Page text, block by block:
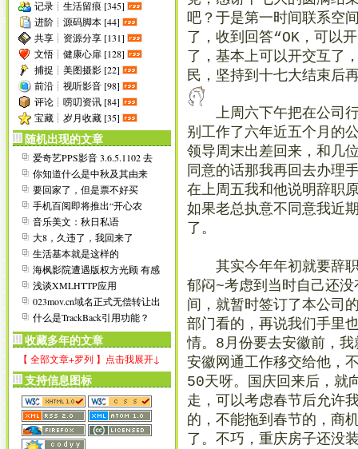
吧？于是第一时间联系空
了，收到回答“OK，可以
了，基本上可以开交互了
民，坚持到十七大结束后
上周六下午把在公司行
别工作了六年近五个月的
领导周末出差回来，和几
同意的话那我再回去办理
在上周五我和他说明辞职
如果老总执意不同意我近
了。
其实今年年初就要辞职
郁闷~考虑到当时自己还
间，就暂时签订了本公司
部门看的，再说我们手里
情。8月份要去安徽前，
安徽网通工作移交给他，
50天呀。国庆回来后，就
走，可以考虑春节后允许
的，不能拖到春节的，商
了。不巧，重庆房子还没
记录┊生活留痕 [345]
进阶┊源码脚本 [44]
共享┊资源分享 [131]
文悟┊健康心扉 [128]
捕捉┊美图摄影 [22]
前沿┊视听影音 [98]
评论┊唠叨资讯 [84]
宝藏┊岁月收藏 [35]
随机出现的文章
爱奇艺PPS影音 3.6.5.1102 去
广告绿色...
你知道什么是中秋及其由来
吗？
要回家了，但是票不好买
手机百阅即将推出“开心农
场”！
音乐美文：秋日私语
大8，久违了，我回来了
生活基本就是这样的
海枫影院遭遇版权方光顾 有感
而发
浅谈XMLHTTP应用
023mov.cn域名正式无偿转让出
去了
什么是TrackBack引用功能？
收藏多年的文章
【 全部文章+罗列 】点击我展开↓
支持信息图标